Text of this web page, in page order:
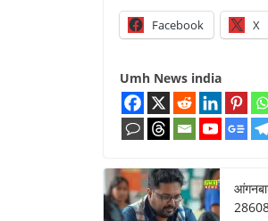
Facebook X
Umh News india
28608